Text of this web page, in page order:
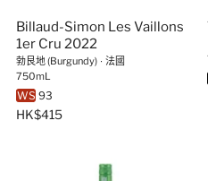
Billaud-Simon Les Vaillons
1er Cru 2022
勃艮地 (Burgundy) ∙ 法國
750mL
WS 93
HK$415